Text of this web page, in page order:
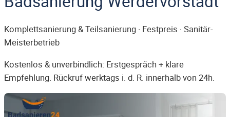
Komplettsanierung & Teilsanierung · Festpreis · Sanitär-
Meisterbetrieb
Kostenlos & unverbindlich: Erstgespräch + klare
Empfehlung. Rückruf werktags i. d. R. innerhalb von 24h.